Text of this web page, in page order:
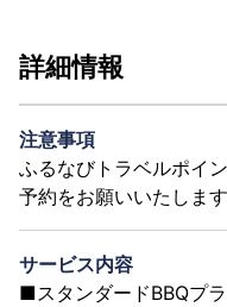
詳細情報
注意事項
ふるなびトラベルポイ
予約をお願いいたします
サービス内容
■スタンダードBBQプ